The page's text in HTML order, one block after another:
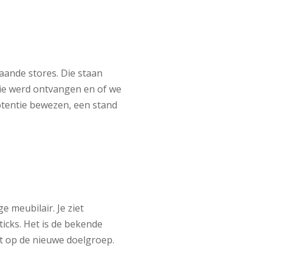
stores. Die staan
werd ontvangen en of we
bewezen, een stand
meubilair. Je ziet
Het is de bekende
op de nieuwe doelgroep.